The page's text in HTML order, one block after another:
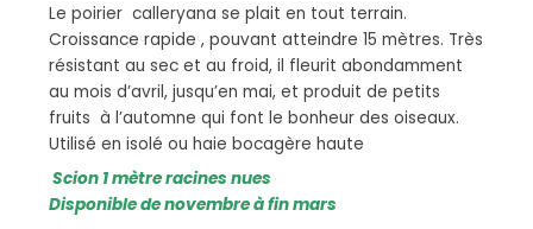
Le poirier calleryana se plait en tout terrain.
Croissance rapide , pouvant atteindre 15 mètres. Très
résistant au sec et au froid, il fleurit abondamment
au mois d’avril, jusqu’en mai, et produit de petits
fruits à l’automne qui font le bonheur des oiseaux.
Utilisé en isolé ou haie bocagère haute
Scion 1 mètre racines nues
Disponible de novembre à fin mars